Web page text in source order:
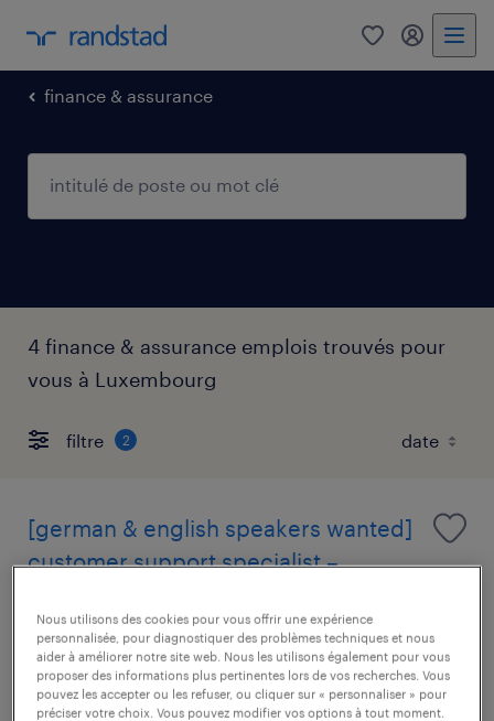
0 my
finance & assurance
4 finance & assurance emplois trouvés pour
vous à Luxembourg
filtre 2
[german & english speakers wanted]
customer support specialist –
luxembourg, centre
cdi
Nous utilisons des cookies pour vous offrir une expérience
personnalisée, pour diagnostiquer des problèmes techniques et nous
aider à améliorer notre site web. Nous les utilisons également pour vous
proposer des informations plus pertinentes lors de vos recherches. Vous
pouvez les accepter ou les refuser, ou cliquer sur « personnaliser » pour
préciser votre choix. Vous pouvez modifier vos options à tout moment.